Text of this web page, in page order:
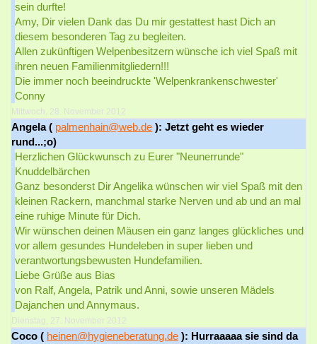
sein durfte!
Amy, Dir vielen Dank das Du mir gestattest hast Dich an
diesem besonderen Tag zu begleiten.
Allen zukünftigen Welpenbesitzern wünsche ich viel Spaß mit
ihren neuen Familienmitgliedern!!!
Die immer noch beeindruckte 'Welpenkrankenschwester'
Conny
Mittwoch, 28. November 2012
Angela ( palmenhain@web.de ): Jetzt geht es wieder
rund...;o)
Herzlichen Glückwunsch zu Eurer "Neunerrunde"
Knuddelbärchen
Ganz besonderst Dir Angelika wünschen wir viel Spaß mit den
kleinen Rackern, manchmal starke Nerven und ab und an mal
eine ruhige Minute für Dich.
Wir wünschen deinen Mäusen ein ganz langes glückliches und
vor allem gesundes Hundeleben in super lieben und
verantwortungsbewusten Hundefamilien.
Liebe Grüße aus Bias
von Ralf, Angela, Patrik und Anni, sowie unseren Mädels
Dajanchen und Annymaus.
Dienstag, 27. November 2012
Coco ( heinen@hygieneberatung.de ): Hurraaaaa sie sind da